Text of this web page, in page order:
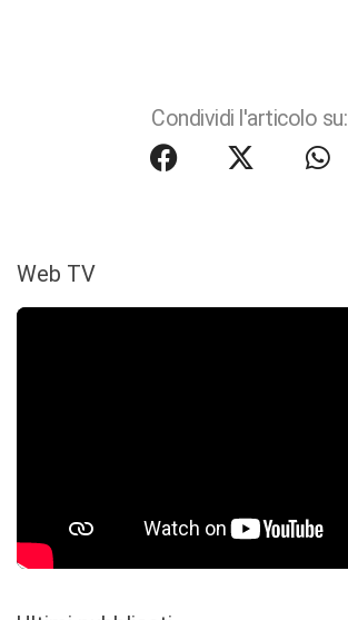
Condividi l'articolo su:
Web TV